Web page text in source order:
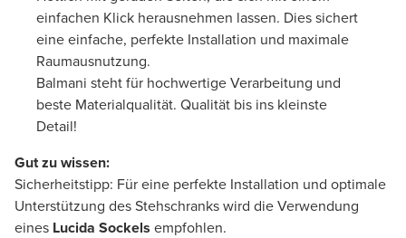
einfachen Klick herausnehmen lassen. Dies sichert
eine einfache, perfekte Installation und maximale
Raumausnutzung.
Balmani steht für hochwertige Verarbeitung und
beste Materialqualität. Qualität bis ins kleinste
Detail!
Gut zu wissen:
Sicherheitstipp: Für eine perfekte Installation und optimale
Unterstützung des Stehschranks wird die Verwendung
eines Lucida Sockels empfohlen.